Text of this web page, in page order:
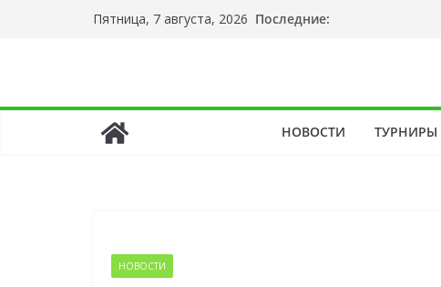
Пятница, 7 августа, 2026 Последние:
НОВОСТИ ТУРНИРЫ
НОВОСТИ